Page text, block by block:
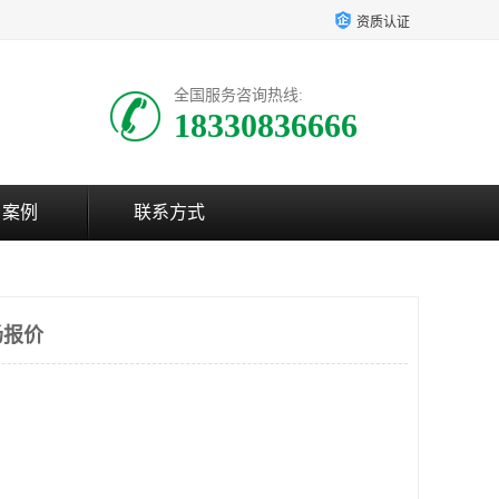
资质认证
全国服务咨询热线:
18330836666
例 联系方式
价